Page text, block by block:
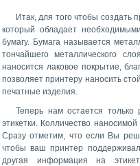
Итак, для того чтобы создать
который обладает
бумагу. Бумага называется
тончайшего металлического
наносится лаковое покрытие,
позволяет принтеру наносить
печатные изделия.
Теперь нам остается
этикетки. Колличество
Сразу отметим, что если Вы
чтобы ваш принтер
другая информация на